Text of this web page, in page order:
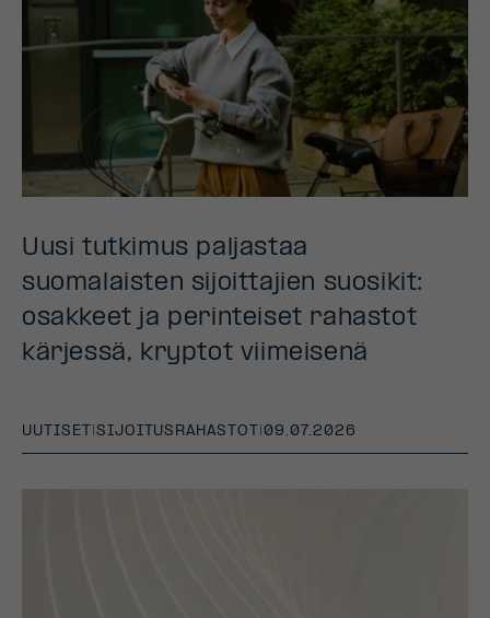
Uusi tutkimus paljastaa
suomalaisten sijoittajien suosikit:
osakkeet ja perinteiset rahastot
kärjessä, kryptot viimeisenä
UUTISET SIJOITUSRAHASTOT |09.07.2026